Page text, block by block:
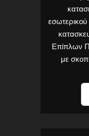
Επίπλων
με